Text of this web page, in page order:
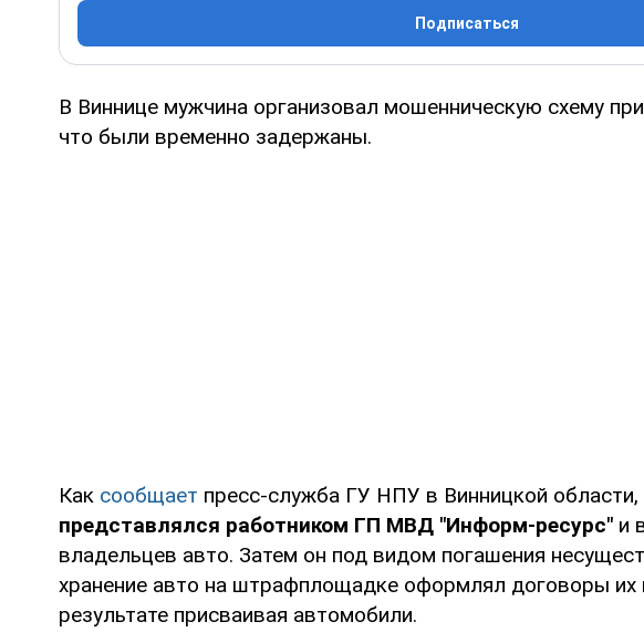
Подписаться
В Виннице мужчина организовал мошенническую схему
что были временно задержаны.
Как сообщает пресс-служба ГУ НПУ в Винницкой области,
представлялся работником ГП МВД "Информ-ресурс" и
владельцев авто. Затем он под видом погашения
хранение авто на штрафплощадке оформлял договоры их
результате присваивая автомобили.